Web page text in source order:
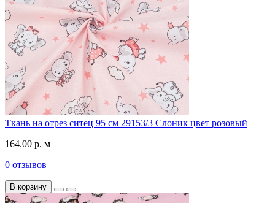
Ткань на отрез ситец 95 см 29153/3 Слоник цвет розовый
164.00 р. м
0 отзывов
В корзину